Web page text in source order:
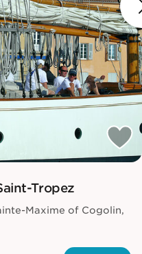
Tropez
Maxime of Cogolin,